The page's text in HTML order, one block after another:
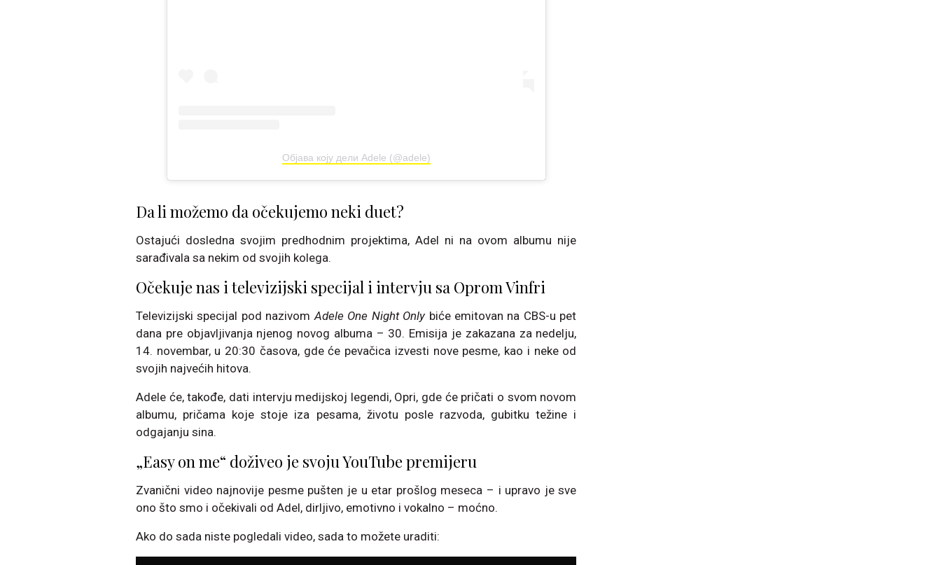
Објава коју дели Adele (@adele)
Da li možemo da očekujemo neki duet?
Ostajući dosledna svojim predhodnim projektima, Adel ni na ovom albumu nije
sarađivala sa nekim od svojih kolega.
Očekuje nas i televizijski specijal i intervju sa Oprom Vinfri
Televizijski specijal pod nazivomAdele One Night Only biće emitovan na CBS-u pet
dana pre objavljivanja njenog novog albuma – 30. Emisija je zakazana za nedelju,
14. novembar, u 20:30 časova, gde će pevačica izvesti nove pesme, kao i neke od
svojih najvećih hitova.
Adele će, takođe, dati intervju medijskoj legendi, Opri, gde će pričati o svom novom
albumu, pričama koje stoje iza pesama, životu posle razvoda, gubitku težine i
odgajanju sina.
„Easy on me“ doživeo je svoju YouTube premijeru
Zvanični video najnovije pesme pušten je u etar prošlog meseca – i upravo je sve
ono što smo i očekivali od Adel, dirljivo, emotivno i vokalno – moćno.
Ako do sada niste pogledali video, sada to možete uraditi: